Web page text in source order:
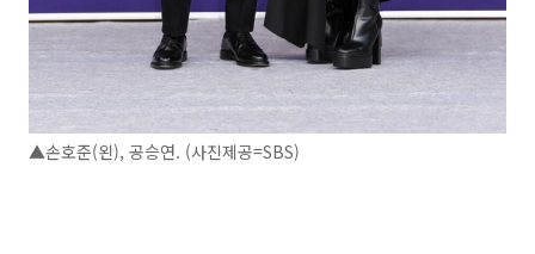
▲손호준(왼), 공승연. (사진제공=SBS)